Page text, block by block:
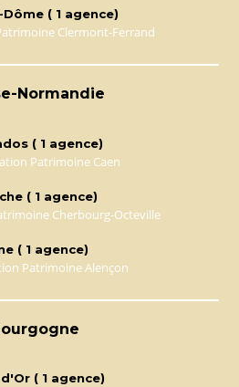
( 1 agence)
Clermont-Ferrand
Normandie
( 1 agence)
Patrimoine Caen
( 1 agence)
Cherbourg-Octeville
( 1 agence)
Patrimoine Alençon
( 1 agence)